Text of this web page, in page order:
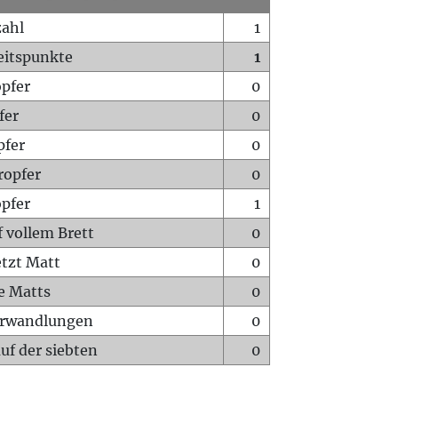
1
1
0
0
0
0
1
vollem Brett
0
Matt
0
Matts
0
0
der siebten
0